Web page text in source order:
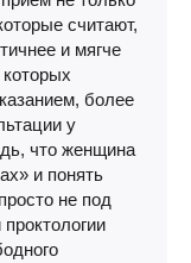
считают,
и мягче
более
у
что женщина
и понять
не под